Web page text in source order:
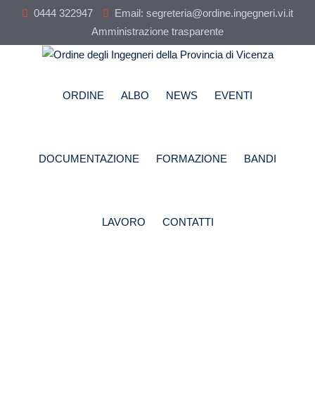
content
0444 322947
Email: segreteria@ordine.ingegneri.vi.it
Amministrazione trasparente
ORDINE ALBO NEWS EVENTI
DOCUMENTAZIONE FORMAZIONE BANDI
LAVORO CONTATTI